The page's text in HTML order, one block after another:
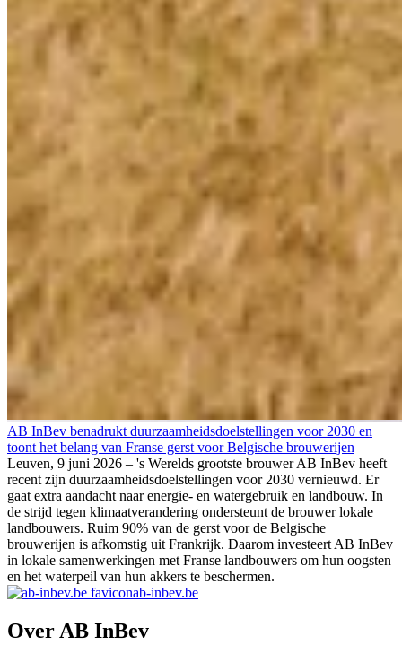
AB InBev benadrukt duurzaamheidsdoelstellingen voor 2030 en
toont het belang van Franse gerst voor Belgische brouwerijen
Leuven, 9 juni 2026 – 's Werelds grootste brouwer AB InBev heeft
recent zijn duurzaamheidsdoelstellingen voor 2030 vernieuwd. Er
gaat extra aandacht naar energie- en watergebruik en landbouw. In
de strijd tegen klimaatverandering ondersteunt de brouwer lokale
landbouwers. Ruim 90% van de gerst voor de Belgische
brouwerijen is afkomstig uit Frankrijk. Daarom investeert AB InBev
in lokale samenwerkingen met Franse landbouwers om hun oogsten
en het waterpeil van hun akkers te beschermen.
ab-inbev.be
Over AB InBev